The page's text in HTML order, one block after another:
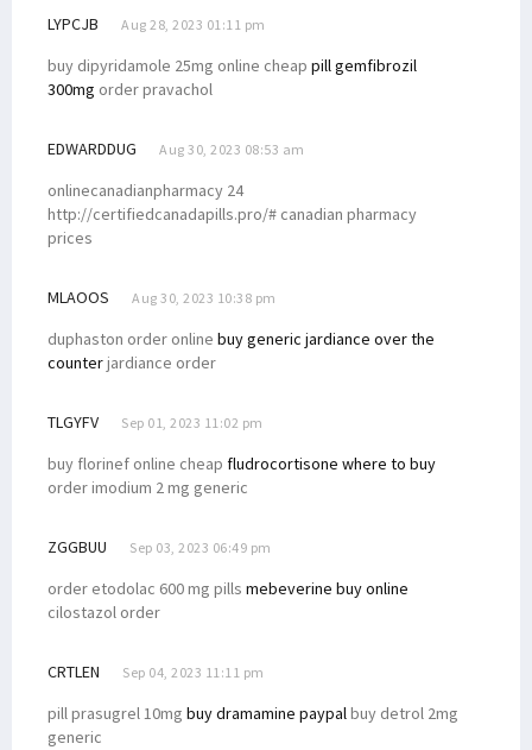
LYPCJB Aug 28, 2023 01:11 pm
buy dipyridamole 25mg online cheap pill gemfibrozil
300mg order pravachol
EDWARDDUG Aug 30, 2023 08:53 am
onlinecanadianpharmacy 24
http://certifiedcanadapills.pro/# canadian pharmacy
prices
MLAOOS Aug 30, 2023 10:38 pm
duphaston order online buy generic jardiance over the
counterjardiance order
TLGYFV Sep 01, 2023 11:02 pm
buy florinef online cheap fludrocortisone where to buy
order imodium 2 mg generic
ZGGBUU Sep 03, 2023 06:49 pm
order etodolac 600 mg pills mebeverine buy online
cilostazol order
CRTLEN Sep 04, 2023 11:11 pm
pill prasugrel 10mg buy dramamine paypalbuy detrol 2mg
generic